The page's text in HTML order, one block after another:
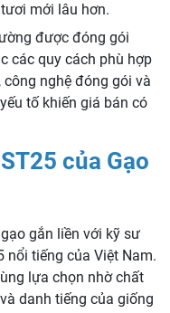
mới lâu hơn.
được đóng gói
các quy cách phù hợp
nghệ đóng gói và
tố khiến giá bán có
của Gạo
gắn liền với kỹ sư
nổi tiếng của Việt Nam.
lựa chọn nhờ chất
danh tiếng của giống